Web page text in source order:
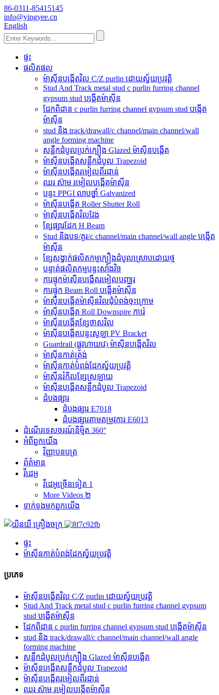
86-0311-85415145
info@yingyee.cn
English
ផ្ទះ
ផលិតផល
ម៉ាស៊ីនបង្កើតវិល C/Z purlin ដោយស្វ័យប្រវត្តិ
Stud And Track metal stud c purlin furring channel
gypsum stud បង្កើតម៉ាស៊ីន
ដែកពិដាន c purlin furring channel gypsum stud បង្កើត
ម៉ាស៊ីន
stud និង track/drawall/c channel/main channel/wall
angle forming machine
សន្លឹកដំបូលប្រក់ក្បឿង Glazed ម៉ាស៊ីនបង្កើត
ម៉ាស៊ីនបង្កើតសន្លឹកដំបូល Trapezoid
ម៉ាស៊ីនបង្កើតរមៀលពីរជាន់
ឈរ ស៊ាម រមៀលបង្កើតម៉ាស៊ីន
បន្ទះ PPGI លាបថ្នាំ Galvanized
ម៉ាស៊ីនបង្កើត Roller Shutter Roll
ម៉ាស៊ីនបង្កើតវិលវែង
ខ្សែផ្សារដែក H Beam
Stud និងបទ/គូរ/c channel/main channel/wall angle បង្កើត
ម៉ាស៊ីន
ខ្សែសង្វាក់ផលិតកម្មក្បឿងដំបូលស្រោបដោយថ្ម
បន្ទាត់ផលិតកម្មបន្ទះសាំងវិច
ការផ្ទុកម៉ាស៊ីនបង្កើតរមៀលបញ្ឈរ
ការផ្ទុក Beam Roll បង្កើតម៉ាស៊ីន
ម៉ាស៊ីនបង្កើតម៉ាស៊ីនវិលជុំបំពង់ចុះក្រោម
ម៉ាស៊ីនបង្កើត Roll Downspire ការ៉េ
ម៉ាស៊ីនបង្កើតខ្សែថាសវិល
ម៉ាស៊ីនបង្កើតបន្ទះសូឡា PV Bracket
Guardrail (ផ្លូវហាយវេ) ម៉ាស៊ីនបង្កើតវិល
ម៉ាស៊ីនកាត់ត្រង់
ម៉ាស៊ីនកាត់បំពង់ដែកស្វ័យប្រវត្តិ
ម៉ាស៊ីនរំកិលខ្សែស្រឡាយ
ម៉ាស៊ីនបង្កើតសន្លឹកដំបូល Trapezoid
ដំបងផ្សារ
ដំបងផ្សារ E7018
ដំបងផ្សារតាមតម្រូវការ E6013
ដំណើរទេសចរណ៍និម្មិត 360°
អំពី​ពួក​យើង
វិញ្ញាបនបត្រ
ព័ត៌មាន
វីដេអូ
វីដេអូច្រើនទៀត 1
More Videos ២
ទាក់ទង​មក​ពួក​យើង
ផ្ទះ
ម៉ាស៊ីនកាត់បំពង់ដែកស្វ័យប្រវត្តិ
ប្រភេទ
ម៉ាស៊ីនបង្កើតវិល C/Z purlin ដោយស្វ័យប្រវត្តិ
Stud And Track metal stud c purlin furring channel gypsum
stud បង្កើតម៉ាស៊ីន
ដែកពិដាន c purlin furring channel gypsum stud បង្កើតម៉ាស៊ីន
stud និង track/drawall/c channel/main channel/wall angle
forming machine
សន្លឹកដំបូលប្រក់ក្បឿង Glazed ម៉ាស៊ីនបង្កើត
ម៉ាស៊ីនបង្កើតសន្លឹកដំបូល Trapezoid
ម៉ាស៊ីនបង្កើតរមៀលពីរជាន់
ឈរ ស៊ាម រមៀលបង្កើតម៉ាស៊ីន